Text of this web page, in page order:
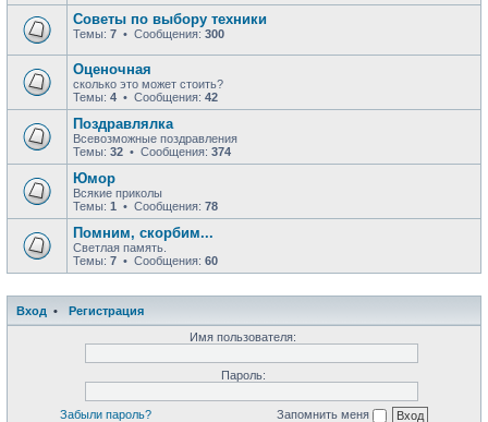
Советы по выбору техники
Темы: 7 • Сообщения: 300
Оценочная
сколько это может стоить?
Темы: 4 • Сообщения: 42
Поздравлялка
Всевозможные поздравления
Темы: 32 • Сообщения: 374
Юмор
Всякие приколы
Темы: 1 • Сообщения: 78
Помним, скорбим...
Светлая память.
Темы: 7 • Сообщения: 60
Вход •
Регистрация
Имя пользователя:
Пароль:
Забыли пароль? Запомнить меня